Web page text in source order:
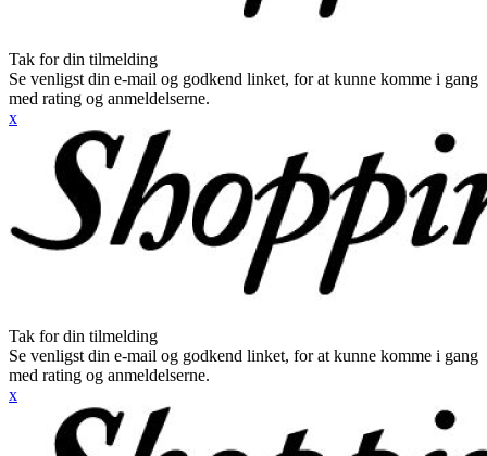
Tak for din tilmelding
Se venligst din e-mail og godkend linket, for at kunne komme i gang
med rating og anmeldelserne.
x
Tak for din tilmelding
Se venligst din e-mail og godkend linket, for at kunne komme i gang
med rating og anmeldelserne.
x